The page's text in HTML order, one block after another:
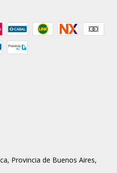
Provincia de Buenos Aires,